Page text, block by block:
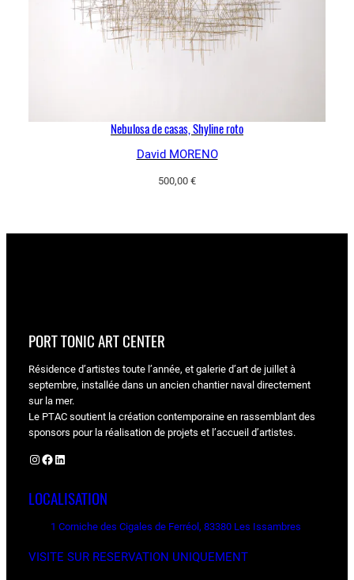
Nebulosa de casas, Shyline roto
David MORENO
500,00 €
PORT TONIC ART CENTER
Résidence d’artistes toute l’année, et galerie d’art de juillet à
septembre, installée dans un ancien chantier naval directement
sur la mer.
Le PTAC soutient la création contemporaine en rassemblant des
sponsors pour la réalisation de projets et l’accueil d’artistes.
Instagram Facebook LinkedIn
LOCALISATION
1 Corniche des Cigales de Ferréol, 83380 Les Issambres
VISITE SUR RESERVATION UNIQUEMENT